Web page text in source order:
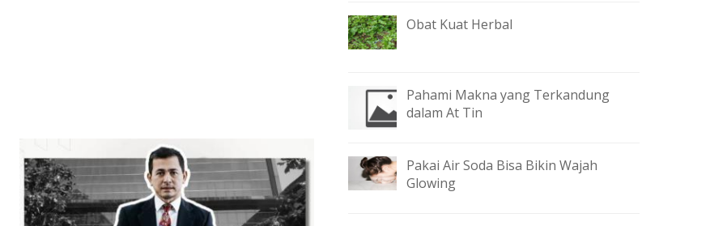
Obat Kuat Herbal
Pahami Makna yang Terkandung
dalam At Tin
Pakai Air Soda Bisa Bikin Wajah
Glowing